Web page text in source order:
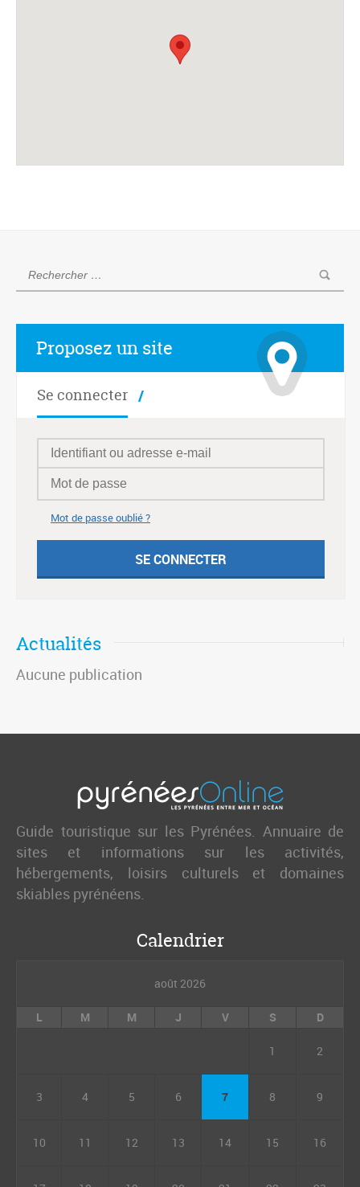
Proposez un site
Se connecter
Mot de passe oublié ?
Actualités
Aucune publication
Guide touristique sur les Pyrénées. Annuaire de
sites et informations sur les activités,
hébergements, loisirs culturels et domaines
skiables pyrénéens.
Calendrier
août 2026
L M M J V S D
1 2
3 4 5 6 7 8 9
10 11 12 13 14 15 16